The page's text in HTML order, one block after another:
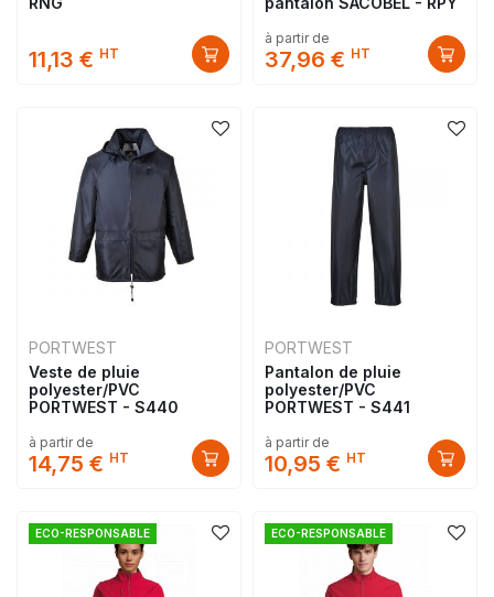
11,13 € HT
à partir de
37,96 € HT
PORTWEST
Veste de pluie
polyester/PVC
PORTWEST - S440
à partir de
14,75 € HT
PORTWEST
Pantalon de pluie
polyester/PVC
PORTWEST - S441
à partir de
10,95 € HT
ECO-RESPONSABLE ECO-RESPONSABLE